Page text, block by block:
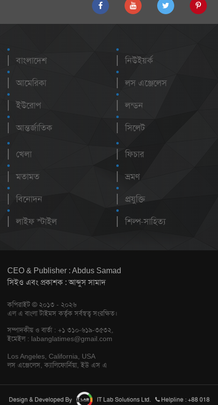
বাংলাদেশ
আমেরিকা
ইউরোপ
আন্তর্জাতিক
নিউইয়র্ক
লস এঞ্জেলেস
লন্ডন
সিলেট
খেলা
মতামত
বিনোদন
লাইফ স্টাইল
ফিচার
ভ্রমণ
প্রযুক্তি
শিল্প-সাহিত্য
CEO & Publisher : Abdus Samad
সিইও এবং প্রকাশক : আব্দুস সামাদ
কপিরাইট © ২০১৩ - ২০২৬
এল এ বাংলা টাইমস কর্তৃক সর্বস্বত্ব সংরক্ষিত।
সম্পাদকীয় ও বার্তা : +১ ৩১০-৬১৯-৩৫৩২,
ইমেইল : labanglatimes@gmail.com
Los Angeles, California, USA
লস এঞ্জেলেস, ক্যালিফোর্নিয়া, ইউ এস এ
Design & Developed By IT Lab Solutions Ltd. Helpline : +88 018